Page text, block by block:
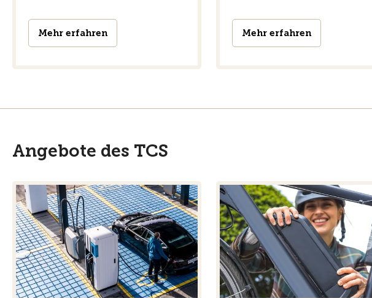
Mehr erfahren Mehr erfahren
Angebote des TCS